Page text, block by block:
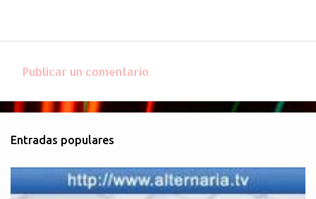
o
e
n
t
Publicar un comentario
Entradas populares